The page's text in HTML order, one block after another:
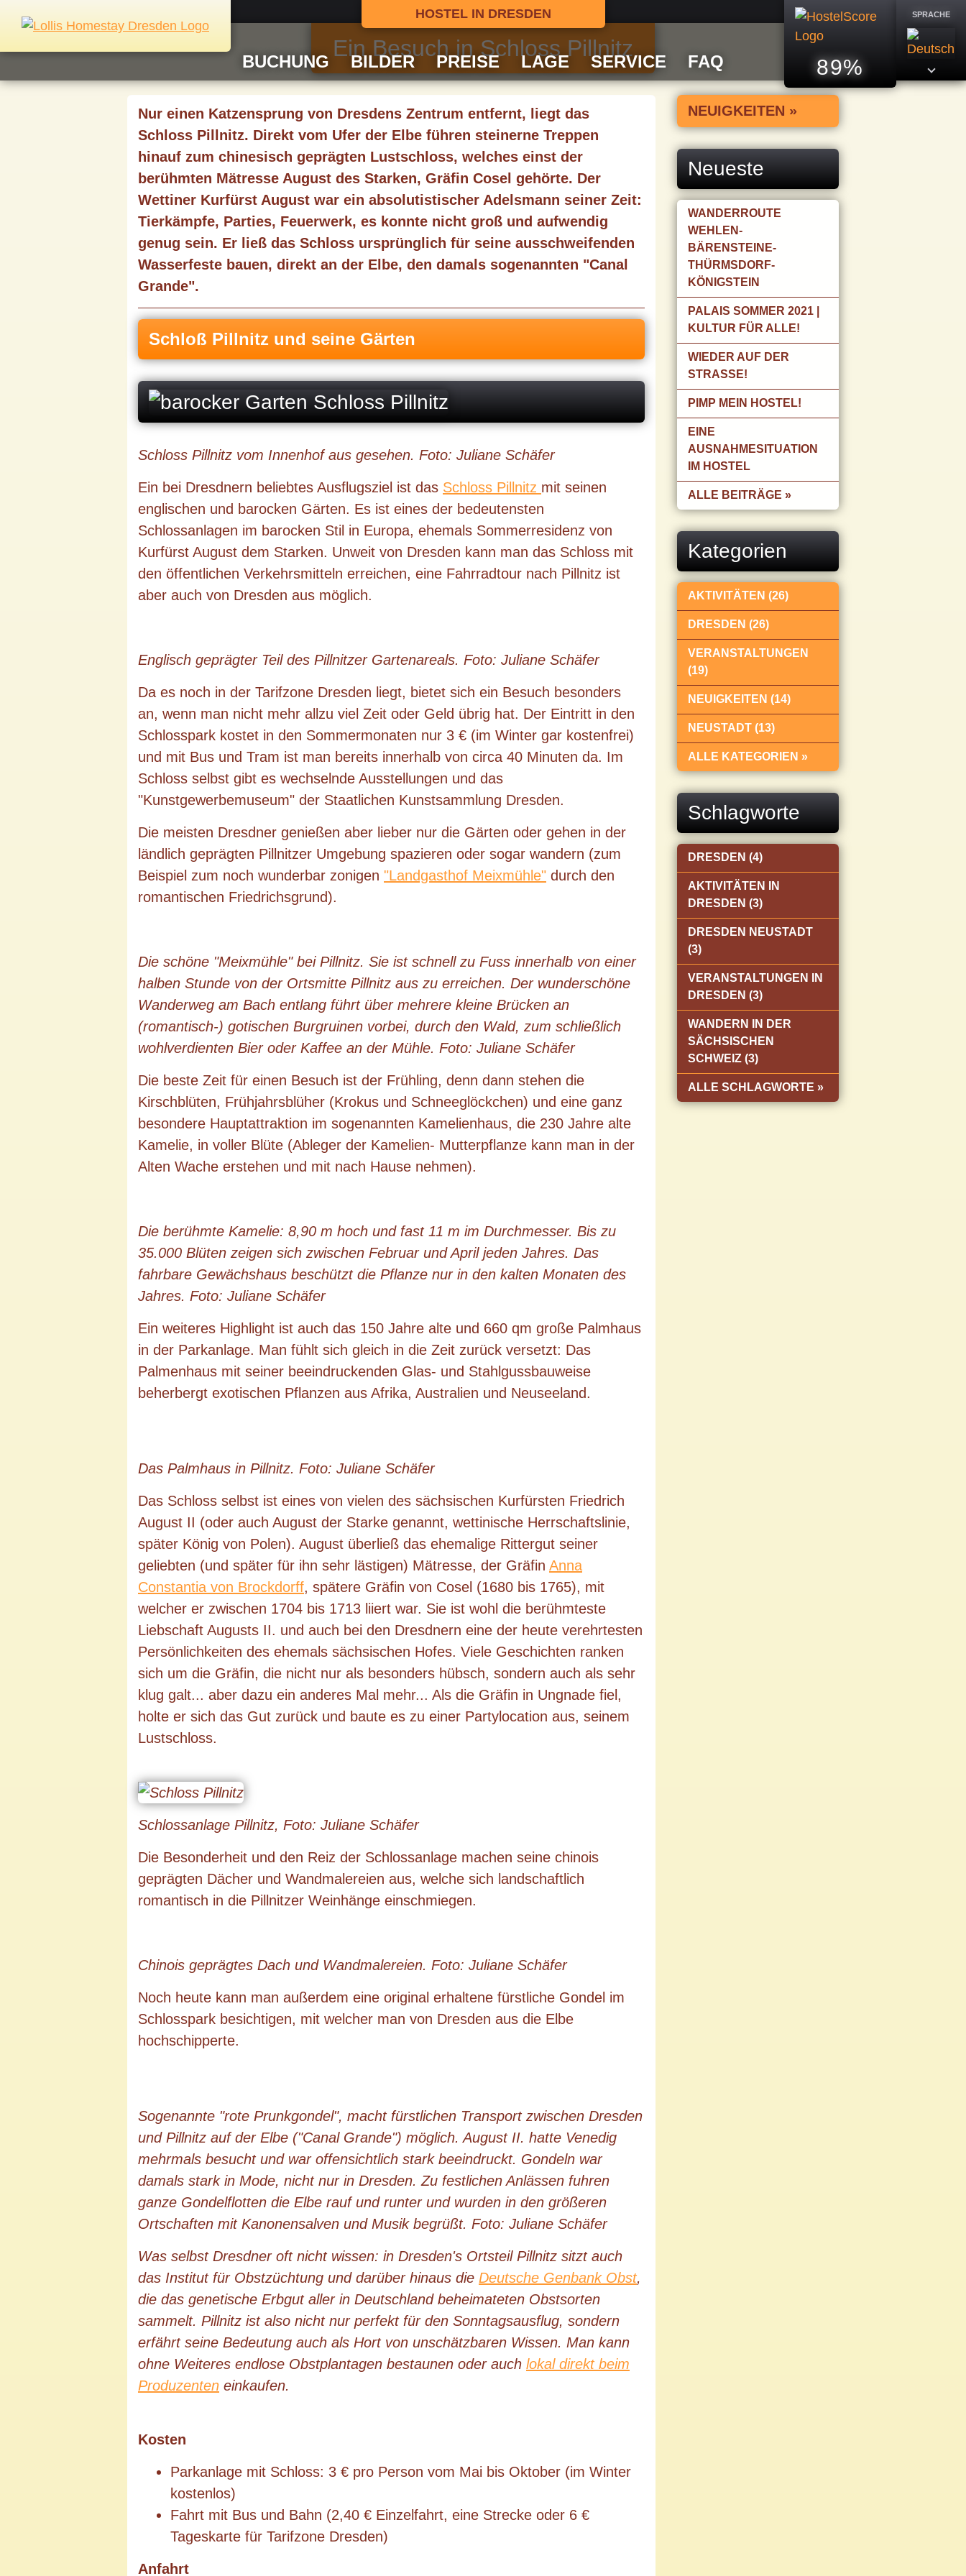
HOSTEL IN DRESDEN
BUCHUNG BILDER PREISE LAGE SERVICE FAQ 89%
SPRACHE
Ein Besuch in Schloss Pillnitz
Nur einen Katzensprung von Dresdens Zentrum entfernt, liegt das
Schloss Pillnitz. Direkt vom Ufer der Elbe führen steinerne Treppen
hinauf zum chinesisch geprägten Lustschloss, welches einst der
berühmten Mätresse August des Starken, Gräfin Cosel gehörte. Der
Wettiner Kurfürst August war ein absolutistischer Adelsmann seiner Zeit:
Tierkämpfe, Parties, Feuerwerk, es konnte nicht groß und aufwendig
genug sein. Er ließ das Schloss ursprünglich für seine ausschweifenden
Wasserfeste bauen, direkt an der Elbe, den damals sogenannten "Canal
Grande".
Schloß Pillnitz und seine Gärten
Schloss Pillnitz vom Innenhof aus gesehen. Foto: Juliane Schäfer
Ein bei Dresdnern beliebtes Ausflugsziel ist das Schloss Pillnitz mit seinen
englischen und barocken Gärten. Es ist eines der bedeutensten
Schlossanlagen im barocken Stil in Europa, ehemals Sommerresidenz von
Kurfürst August dem Starken. Unweit von Dresden kann man das Schloss mit
den öffentlichen Verkehrsmitteln erreichen, eine Fahrradtour nach Pillnitz ist
aber auch von Dresden aus möglich.
Englisch geprägter Teil des Pillnitzer Gartenareals. Foto: Juliane Schäfer
Da es noch in der Tarifzone Dresden liegt, bietet sich ein Besuch besonders
an, wenn man nicht mehr allzu viel Zeit oder Geld übrig hat. Der Eintritt in den
Schlosspark kostet in den Sommermonaten nur 3 € (im Winter gar kostenfrei)
und mit Bus und Tram ist man bereits innerhalb von circa 40 Minuten da. Im
Schloss selbst gibt es wechselnde Ausstellungen und das
"Kunstgewerbemuseum" der Staatlichen Kunstsammlung Dresden.
Die meisten Dresdner genießen aber lieber nur die Gärten oder gehen in der
ländlich geprägten Pillnitzer Umgebung spazieren oder sogar wandern (zum
Beispiel zum noch wunderbar zonigen "Landgasthof Meixmühle" durch den
romantischen Friedrichsgrund).
Die schöne "Meixmühle" bei Pillnitz. Sie ist schnell zu Fuss innerhalb von einer
halben Stunde von der Ortsmitte Pillnitz aus zu erreichen. Der wunderschöne
Wanderweg am Bach entlang führt über mehrere kleine Brücken an
(romantisch-) gotischen Burgruinen vorbei, durch den Wald, zum schließlich
wohlverdienten Bier oder Kaffee an der Mühle. Foto: Juliane Schäfer
Die beste Zeit für einen Besuch ist der Frühling, denn dann stehen die
Kirschblüten, Frühjahrsblüher (Krokus und Schneeglöckchen) und eine ganz
besondere Hauptattraktion im sogenannten Kamelienhaus, die 230 Jahre alte
Kamelie, in voller Blüte (Ableger der Kamelien- Mutterpflanze kann man in der
Alten Wache erstehen und mit nach Hause nehmen).
Die berühmte Kamelie: 8,90 m hoch und fast 11 m im Durchmesser. Bis zu
35.000 Blüten zeigen sich zwischen Februar und April jeden Jahres. Das
fahrbare Gewächshaus beschützt die Pflanze nur in den kalten Monaten des
Jahres. Foto: Juliane Schäfer
Ein weiteres Highlight ist auch das 150 Jahre alte und 660 qm große Palmhaus
in der Parkanlage. Man fühlt sich gleich in die Zeit zurück versetzt: Das
Palmenhaus mit seiner beeindruckenden Glas- und Stahlgussbauweise
beherbergt exotischen Pflanzen aus Afrika, Australien und Neuseeland.
Das Palmhaus in Pillnitz. Foto: Juliane Schäfer
Das Schloss selbst ist eines von vielen des sächsischen Kurfürsten Friedrich
August II (oder auch August der Starke genannt, wettinische Herrschaftslinie,
später König von Polen). August überließ das ehemalige Rittergut seiner
geliebten (und später für ihn sehr lästigen) Mätresse, der Gräfin Anna
Constantia von Brockdorff, spätere Gräfin von Cosel (1680 bis 1765), mit
welcher er zwischen 1704 bis 1713 liiert war. Sie ist wohl die berühmteste
Liebschaft Augusts II. und auch bei den Dresdnern eine der heute verehrtesten
Persönlichkeiten des ehemals sächsischen Hofes. Viele Geschichten ranken
sich um die Gräfin, die nicht nur als besonders hübsch, sondern auch als sehr
klug galt... aber dazu ein anderes Mal mehr... Als die Gräfin in Ungnade fiel,
holte er sich das Gut zurück und baute es zu einer Partylocation aus, seinem
Lustschloss.
Schlossanlage Pillnitz, Foto: Juliane Schäfer
Die Besonderheit und den Reiz der Schlossanlage machen seine chinois
geprägten Dächer und Wandmalereien aus, welche sich landschaftlich
romantisch in die Pillnitzer Weinhänge einschmiegen.
Chinois geprägtes Dach und Wandmalereien. Foto: Juliane Schäfer
Noch heute kann man außerdem eine original erhaltene fürstliche Gondel im
Schlosspark besichtigen, mit welcher man von Dresden aus die Elbe
hochschipperte.
Sogenannte "rote Prunkgondel", macht fürstlichen Transport zwischen Dresden
und Pillnitz auf der Elbe ("Canal Grande") möglich. August II. hatte Venedig
mehrmals besucht und war offensichtlich stark beeindruckt. Gondeln war
damals stark in Mode, nicht nur in Dresden. Zu festlichen Anlässen fuhren
ganze Gondelflotten die Elbe rauf und runter und wurden in den größeren
Ortschaften mit Kanonensalven und Musik begrüßt. Foto: Juliane Schäfer
Was selbst Dresdner oft nicht wissen: in Dresden's Ortsteil Pillnitz sitzt auch
das Institut für Obstzüchtung und darüber hinaus die Deutsche Genbank Obst,
die das genetische Erbgut aller in Deutschland beheimateten Obstsorten
sammelt. Pillnitz ist also nicht nur perfekt für den Sonntagsausflug, sondern
erfährt seine Bedeutung auch als Hort von unschätzbaren Wissen. Man kann
ohne Weiteres endlose Obstplantagen bestaunen oder auch lokal direkt beim
Produzenten einkaufen.
Kosten
Parkanlage mit Schloss: 3 € pro Person vom Mai bis Oktober (im Winter
kostenlos)
Fahrt mit Bus und Bahn (2,40 € Einzelfahrt, eine Strecke oder 6 €
Tageskarte für Tarifzone Dresden)
Anfahrt
NEUIGKEITEN »
Neueste
WANDERROUTE
WEHLEN-
BÄRENSTEINE-
THÜRMSDORF-
KÖNIGSTEIN
PALAIS SOMMER 2021 |
KULTUR FÜR ALLE!
WIEDER AUF DER
STRASSE!
PIMP MEIN HOSTEL!
EINE
AUSNAHMESITUATION
IM HOSTEL
ALLE BEITRÄGE »
Kategorien
AKTIVITÄTEN (26)
DRESDEN (26)
VERANSTALTUNGEN
(19)
NEUIGKEITEN (14)
NEUSTADT (13)
ALLE KATEGORIEN »
Schlagworte
DRESDEN (4)
AKTIVITÄTEN IN
DRESDEN (3)
DRESDEN NEUSTADT
(3)
VERANSTALTUNGEN IN
DRESDEN (3)
WANDERN IN DER
SÄCHSISCHEN
SCHWEIZ (3)
ALLE SCHLAGWORTE »